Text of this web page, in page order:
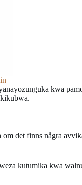
kwa
det finns några
kutumika kwa